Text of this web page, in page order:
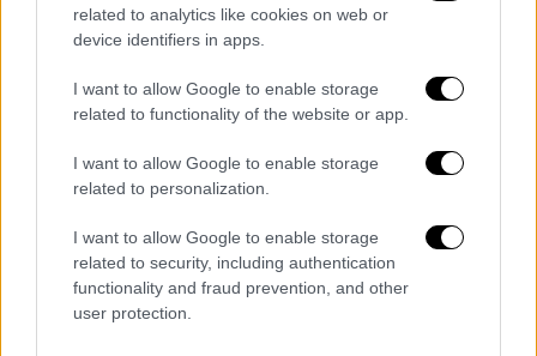
related to analytics like cookies on web or
device identifiers in apps.
I want to allow Google to enable storage
related to functionality of the website or app.
I want to allow Google to enable storage
related to personalization.
I want to allow Google to enable storage
related to security, including authentication
functionality and fraud prevention, and other
user protection.
ΑΘΛΗΤΙΚΟ ΔΕΛΤΙΟ|07.08.2026 13:41
Αθλητικό δελτίο 07/08/2026
Ώρα Ελλάδος...| 07.08.2026 09:59
Ώρα Ελλάδος 07/08/2026